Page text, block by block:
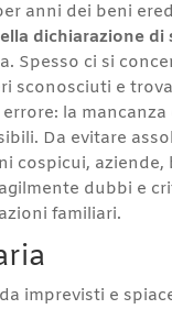
anni dei beni
dichiarazione di
Spesso ci si
sconosciuti e
la mancanza
Da evitare
cospicui,
dubbi e
familiari.
imprevisti e